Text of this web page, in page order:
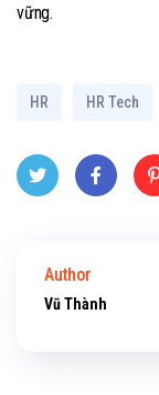
vững.
HR HR Tech
Author
Vũ Thành